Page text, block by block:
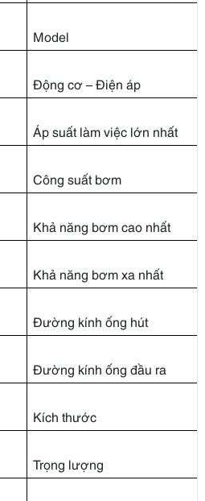
Model
Động cơ – Điện áp
Áp suất làm việc lớn nhất
Công suất bơm
Khả năng bơm cao nhất
Khả năng bơm xa nhất
Đường kính ống hút
Đường kính ống đầu ra
Kích thước
Trọng lượng